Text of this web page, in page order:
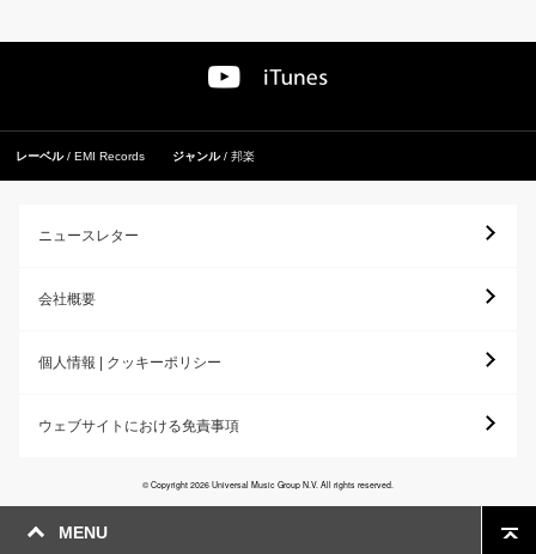
MENU
レーベル EMI Records ジャンル 邦楽
ニュースレター
会社概要
個人情報 | クッキーポリシー
ウェブサイトにおける免責事項
© Copyright 2026 Universal Music Group N.V. All rights reserved.